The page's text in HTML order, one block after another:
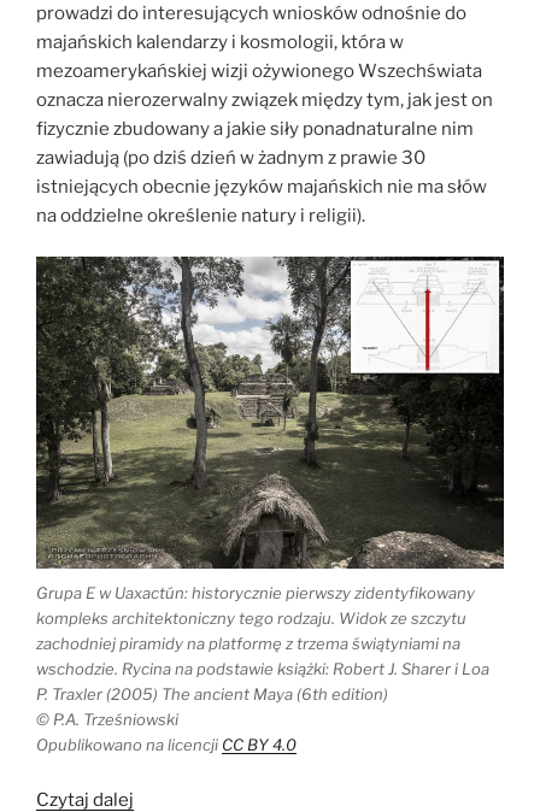
prowadzi do interesujących wniosków odnośnie do
majańskich kalendarzy i kosmologii, która w
mezoamerykańskiej wizji ożywionego Wszechświata
oznacza nierozerwalny związek między tym, jak jest on
fizycznie zbudowany a jakie siły ponadnaturalne nim
zawiadują (po dziś dzień w żadnym z prawie 30
istniejących obecnie języków majańskich nie ma słów
na oddzielne określenie natury i religii).
Grupa E w Uaxactún: historycznie pierwszy zidentyfikowany
kompleks architektoniczny tego rodzaju. Widok ze szczytu
zachodniej piramidy na platformę z trzema świątyniami na
wschodzie. Rycina na podstawie książki: Robert J. Sharer i Loa
P. Traxler (2005) The ancient Maya (6th edition)
© P.A. Trześniowski
Opublikowano na licencji CC BY 4.0
Czytaj dalej